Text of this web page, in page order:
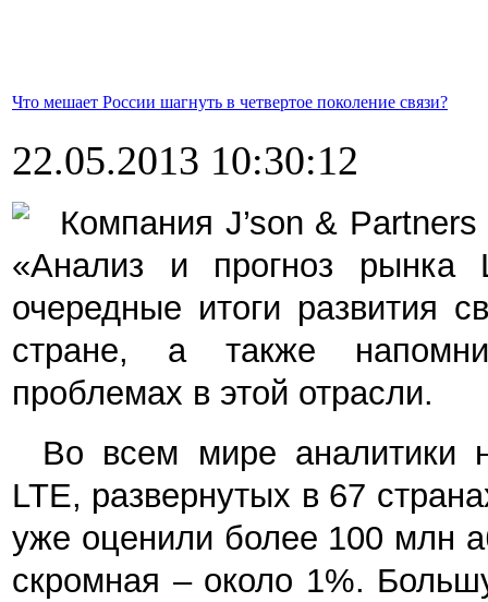
Что мешает России шагнуть в четвертое поколение связи?
22.05.2013 10:30:12
Компания J’son &
«Анализ и прогноз рынка
очередные итоги развития
стране, а также
проблемах в этой отрасли.
Во всем мире аналитики
LTE, развернутых в 67
уже оценили более 100 млн
скромная – около 1%.